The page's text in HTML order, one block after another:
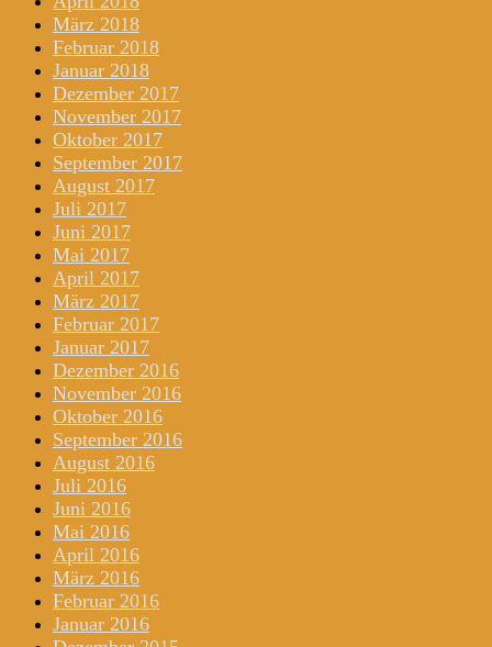
März 2018
Februar 2018
Januar 2018
Dezember 2017
November 2017
Oktober 2017
September 2017
August 2017
Juli 2017
Juni 2017
Mai 2017
April 2017
März 2017
Februar 2017
Januar 2017
Dezember 2016
November 2016
Oktober 2016
September 2016
August 2016
Juli 2016
Juni 2016
Mai 2016
April 2016
März 2016
Februar 2016
Januar 2016